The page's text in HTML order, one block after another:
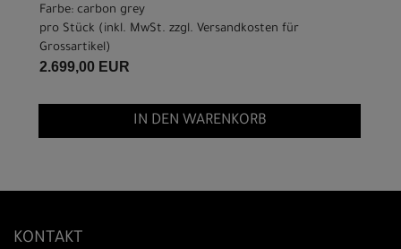
Farbe: carbon grey
pro Stück (inkl. MwSt. zzgl. Versandkosten für
Grossartikel)
2.699,00 EUR
IN DEN WARENKORB
KONTAKT